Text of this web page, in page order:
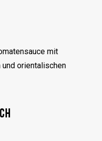
mit
orientalischen